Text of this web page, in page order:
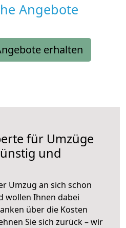
Angebote
erhalten
für Umzüge
und
Umzug an sich schon
wollen Ihnen dabei
über die Kosten
Sie sich zurück – wir